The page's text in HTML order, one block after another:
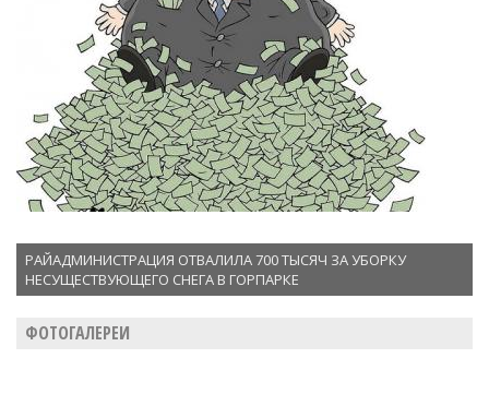
РАЙАДМИНИСТРАЦИЯ ОТВАЛИЛА 700 ТЫСЯЧ ЗА УБОРКУ
НЕСУЩЕСТВУЮЩЕГО СНЕГА В ГОРПАРКЕ
ФОТОГАЛЕРЕИ